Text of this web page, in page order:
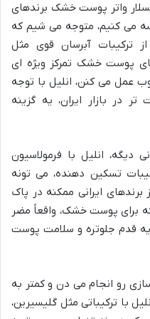
واتر پوست خشک برندهای
می کنیم، متوجه می شیم که
ترکیبات آبرسان قوی مثل
پوست خشک تمرکز ویژه ای
عمل می کنن، انلیل با توجه
در بازار ایران، یه گزینه
دیگه، انلیل با فرمولاسیون
تسکین دهنده، می تونه
ایرانی ممکنه در پاک
برای پوست خشک، واقعاً مضر
یه قدم جلوتره و سلامت پوست
رو انجام می دن و کمتر به
با ترکیباتی مثل گلیسیرین،